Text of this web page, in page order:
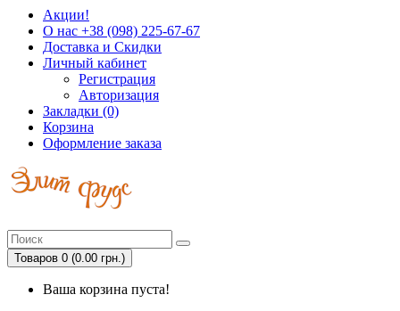
Акции!
О нас +38 (098) 225-67-67
Доставка и Скидки
Личный кабинет
Регистрация
Авторизация
Закладки (0)
Корзина
Оформление заказа
Товаров 0 (0.00 грн.)
Ваша корзина пуста!